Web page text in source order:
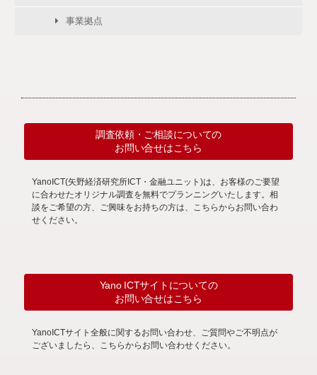
事業拠点
調査依頼・ご相談についての
お問い合せはこちら
YanoICT(矢野経済研究所ICT・金融ユニット)は、お客様のご要望
に合わせたオリジナル調査を無料でプランニングいたします。相
談をご希望の方、ご興味をお持ちの方は、こちらからお問い合わ
せください。
Yano ICTサイトについての
お問い合せはこちら
YanoICTサイト全般に関するお問い合わせ、ご質問やご不明点が
ございましたら、こちらからお問い合わせください。